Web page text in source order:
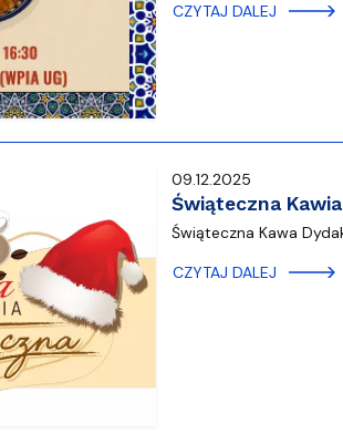
CZYTAJ DALEJ
09.12.2025
Świąteczna
Świąteczna Kawa
CZYTAJ DALEJ